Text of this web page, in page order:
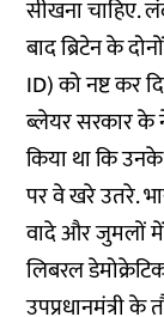
सीखना
बाद ब्रिटेन के
ID) को नष्ट कर
ब्लेयर सरकार के
किया था कि
पर वे खरे उतरे.
वादे और जुमलों
लिबरल
उपप्रधानमंत्री